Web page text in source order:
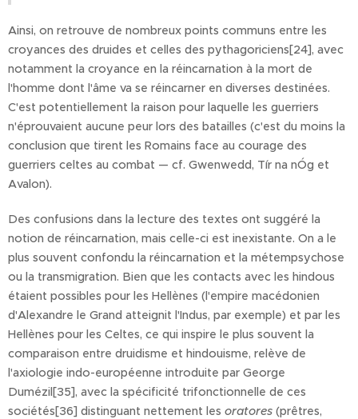
Ainsi, on retrouve de nombreux points communs entre les
croyances des druides et celles des pythagoriciens[24], avec
notamment la croyance en la réincarnation à la mort de
l'homme dont l'âme va se réincarner en diverses destinées.
C'est potentiellement la raison pour laquelle les guerriers
n'éprouvaient aucune peur lors des batailles (c'est du moins la
conclusion que tirent les Romains face au courage des
guerriers celtes au combat — cf. Gwenwedd, Tír na nÓg et
Avalon).
Des confusions dans la lecture des textes ont suggéré la
notion de réincarnation, mais celle-ci est inexistante. On a le
plus souvent confondu la réincarnation et la métempsychose
ou la transmigration. Bien que les contacts avec les hindous
étaient possibles pour les Hellènes (l'empire macédonien
d'Alexandre le Grand atteignit l'Indus, par exemple) et par les
Hellènes pour les Celtes, ce qui inspire le plus souvent la
comparaison entre druidisme et hindouisme, relève de
l'axiologie indo-européenne introduite par George
Dumézil[35], avec la spécificité trifonctionnelle de ces
sociétés[36] distinguant nettement les oratores (prêtres,